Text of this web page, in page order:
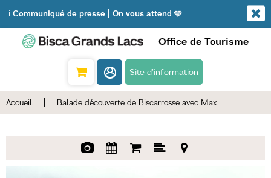
ℹ️ Communiqué de presse | On vous attend 🩵
Office de Tourisme
Site d'information
Accueil Balade découverte de Biscarrosse avec Max